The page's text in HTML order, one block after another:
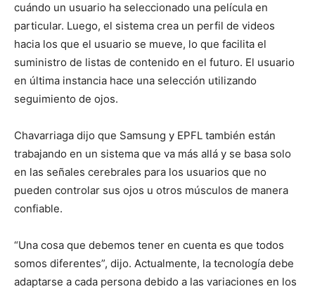
cuándo un usuario ha seleccionado una película en
particular. Luego, el sistema crea un perfil de videos
hacia los que el usuario se mueve, lo que facilita el
suministro de listas de contenido en el futuro. El usuario
en última instancia hace una selección utilizando
seguimiento de ojos.
Chavarriaga dijo que Samsung y EPFL también están
trabajando en un sistema que va más allá y se basa solo
en las señales cerebrales para los usuarios que no
pueden controlar sus ojos u otros músculos de manera
confiable.
“Una cosa que debemos tener en cuenta es que todos
somos diferentes”, dijo. Actualmente, la tecnología debe
adaptarse a cada persona debido a las variaciones en los